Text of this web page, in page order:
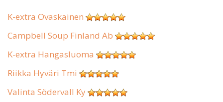
K-extra Ovaskainen
Campbell Soup Finland Ab
K-extra Hangasluoma
Riikka Hyväri Tmi
Valinta Södervall Ky